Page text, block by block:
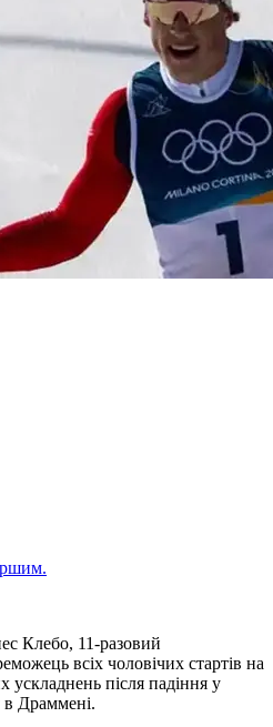
Клебо, 11-разовий
всіх чоловічих стартів на
ускладнень після падіння у
в Драммені.